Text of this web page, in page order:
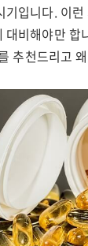
기입니다. 이
대비해야만 합
추천드리고